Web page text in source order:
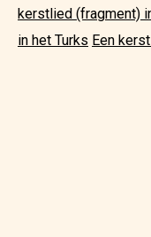
kerstlied (fragment)
in het Turks Een